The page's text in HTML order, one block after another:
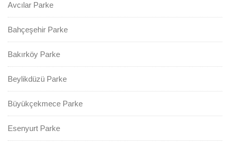
Avcılar Parke
Bahçeşehir Parke
Bakırköy Parke
Beylikdüzü Parke
Büyükçekmece Parke
Esenyurt Parke